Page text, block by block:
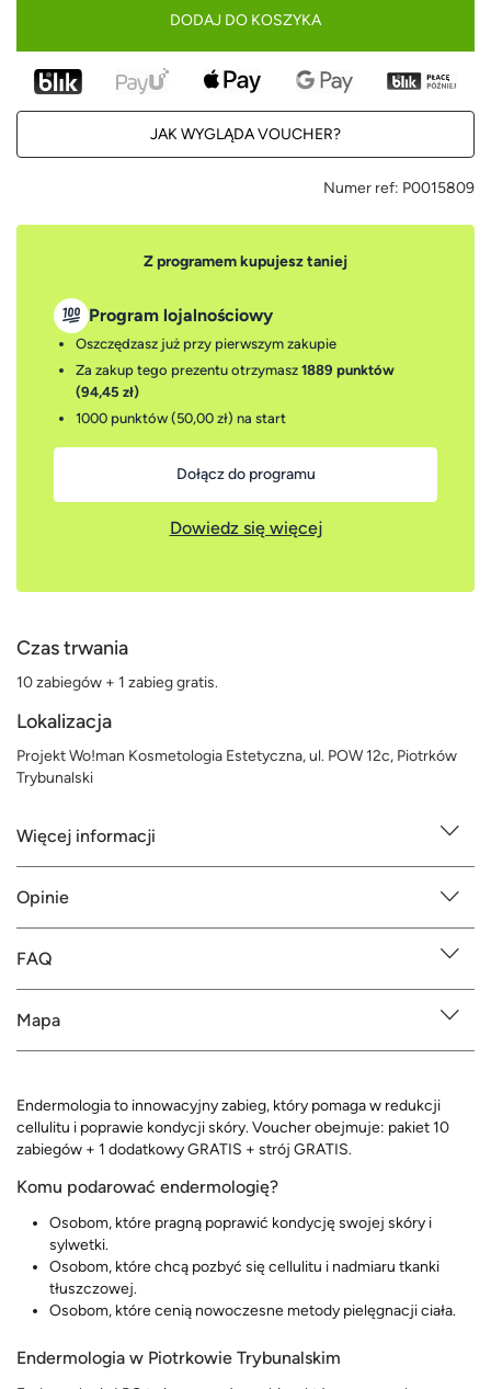
DODAJ DO KOSZYKA
JAK WYGLĄDA VOUCHER?
Numer ref: P0015809
Z programem kupujesz taniej
Program lojalnościowy
Oszczędzasz już przy pierwszym zakupie
Za zakup tego prezentu otrzymasz 1889 punktów
(94,45 zł)
1000 punktów (50,00 zł) na start
Dołącz do programu
Dowiedz się więcej
Czas trwania
10 zabiegów + 1 zabieg gratis.
Lokalizacja
Projekt Wo!man Kosmetologia Estetyczna, ul. POW 12c, Piotrków
Trybunalski
Więcej informacji
Opinie
FAQ
Mapa
Endermologia to innowacyjny zabieg, który pomaga w redukcji
cellulitu i poprawie kondycji skóry. Voucher obejmuje: pakiet 10
zabiegów + 1 dodatkowy GRATIS + strój GRATIS.
Komu podarować endermologię?
Osobom, które pragną poprawić kondycję swojej skóry i
sylwetki.
Osobom, które chcą pozbyć się cellulitu i nadmiaru tkanki
tłuszczowej.
Osobom, które cenią nowoczesne metody pielęgnacji ciała.
Endermologia w Piotrkowie Trybunalskim